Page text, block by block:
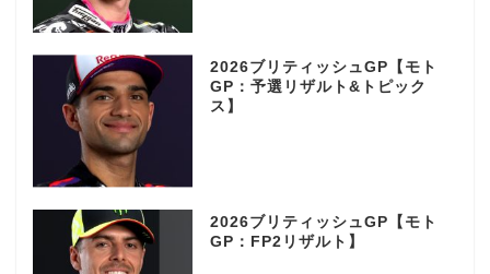
2026ブリティッシュGP【モト
GP：予選リザルト&トピック
ス】
2026ブリティッシュGP【モト
GP：FP2リザルト】